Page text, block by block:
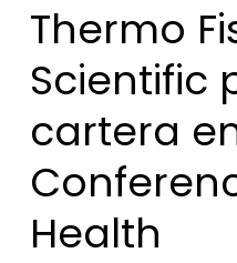
Thermo
Scientific
cartera
Health